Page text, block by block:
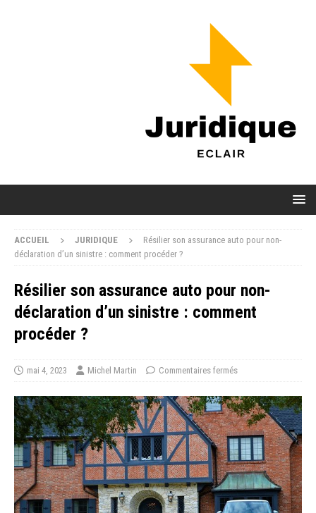
ACCUEIL JURIDIQUE
Résilier son assurance auto pour non-
déclaration d’un sinistre : comment procéder ?
Résilier son assurance auto pour non-
déclaration d’un sinistre : comment
procéder ?
mai 4, 2023 Michel Martin Commentaires fermés